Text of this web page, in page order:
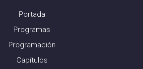
Portada
Programas
Programación
Capítulos